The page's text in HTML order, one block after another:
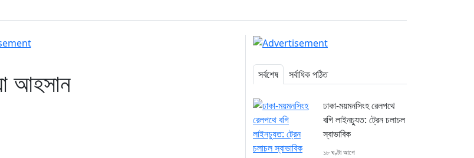
আহসান সর্বশেষ সর্বাধিক পঠিত
ঢাকা-ময়মনসিংহ রেলপথে
বগি লাইনচ্যুত: ট্রেন চলাচল
স্বাভাবিক
১৮ ঘণ্টা আগে